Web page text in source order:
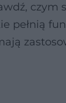
czym
pełnią